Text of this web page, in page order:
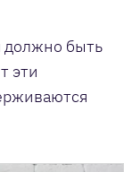
быть
эти